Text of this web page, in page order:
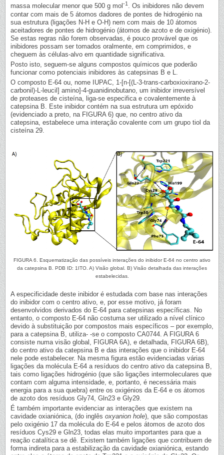
massa molecular menor que 500 g mol -1. Os inibidores não devem
contar com mais de 5 átomos dadores de pontes de hidrogénio na
sua estrutura (ligações N-H e O-H) nem com mais de 10 átomos
aceitadores de pontes de hidrogénio (átomos de azoto e de oxigénio).
Se estas regras não forem observadas, é pouco provável que os
inibidores possam ser tomados oralmente, em comprimidos, e
cheguem às células-alvo em quantidade significativa.
Posto isto, seguem-se alguns compostos químicos que poderão
funcionar como potenciais inibidores às catepsinas B e L.
O composto E-64 ou, nome IUPAC, 1-[n-[(L-3-trans-carboxioxirano-2-
carbonil)-L-leucil] amino]-4-guanidinobutano, um inibidor irreversível
de proteases de cisteína, liga-se especifica e covalentemente à
catepsina B. Este inibidor contém na sua estrutura um epóxido
(evidenciado a preto, na FIGURA 6) que, no centro ativo da
catepsina, estabelece uma interação covalente com um grupo tiol da
cisteína 29.
FIGURA 6. Esquematização das possíveis interações do inibidor E-64 no centro ativo
da catepsina B. PDB ID: 1ITO. A) Visão global. B) Visão detalhada das interações
estabelecidas.
A especificidade deste inibidor é estudada com base nas interações
do inibidor com o centro ativo, e, por esse motivo, já foram
desenvolvidos derivados do E-64 para catepsinas específicas. No
entanto, o composto E-64 não costuma ser utilizado a nível clínico
devido à substituição por compostos mais específicos – por exemplo,
para a catepsina B, utiliza- -se o composto CA0744. A FIGURA 6
consiste numa visão global, FIGURA 6A), e detalhada, FIGURA 6B),
do centro ativo da catepsina B e das interações que o inibidor E-64
nele pode estabelecer. Na mesma figura estão evidenciadas várias
ligações da molécula E-64 a resíduos do centro ativo da catepsina B,
tais como ligações hidrogénio (que são ligações intermoleculares que
contam com alguma intensidade, e, portanto, é necessária mais
energia para a sua quebra) entre os oxigénios da E-64 e os átomos
de azoto dos resíduos Gly74, Gln23 e Gly29.
É também importante evidenciar as interações que existem na
cavidade oxianiónica, (do inglês oxyanion hole), que são compostas
pelo oxigénio 17 da molécula do E-64 e pelos átomos de azoto dos
resíduos Cys29 e Gln23, todas elas muito importantes para que a
reação catalítica se dê. Existem também ligações que contribuem de
forma indireta para a estabilização da cavidade oxianiónica, estando